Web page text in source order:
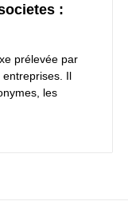
:
prélevée par
entreprises. Il
les